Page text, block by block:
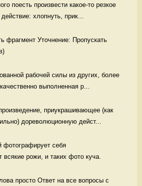
поесть произвести какое-то резкое
хлопнуть, прик...
фрагмент Уточнение: Пропускать
рабочей силы из других, более
выполненная р...
приукрашивающее (как
дореволюционную дейст...
фотографирует себя
всякие рожи, и таких фото куча.
просто Ответ на все вопросы с